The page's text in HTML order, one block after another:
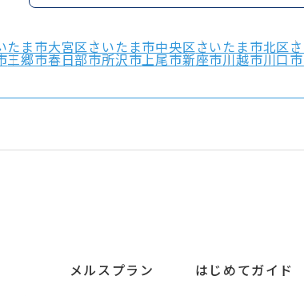
たま市大宮区さいたま市中央区さいたま市北区
三郷市春日部市所沢市上尾市新座市川越市川口市
メルスプラン はじめてガイド